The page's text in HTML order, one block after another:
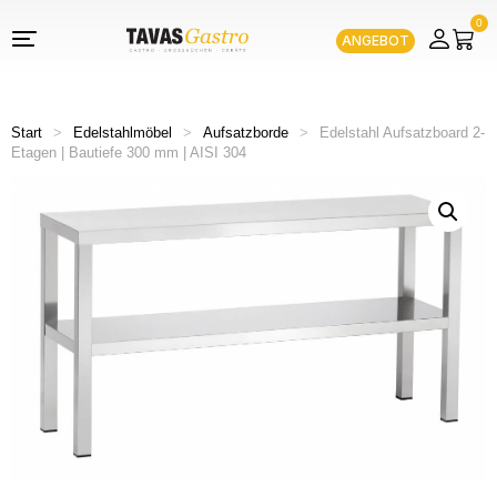
ANGEBOT
0
Start > Edelstahlmöbel > Aufsatzborde >
Edelstahl Aufsatzboard 2-
Etagen | Bautiefe 300 mm | AISI 304